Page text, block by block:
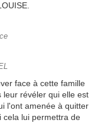
face à cette famille
révéler qui elle est
l'ont amenée à quitter
cela lui permettra de